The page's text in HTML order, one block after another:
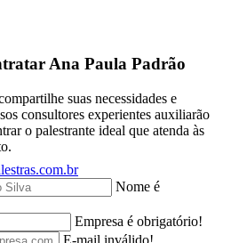
Ana Paula Padrão
suas necessidades e
consultores experientes auxiliarão
o palestrante ideal que atenda às
Nome é
Empresa é obrigatório!
E-mail inválido!